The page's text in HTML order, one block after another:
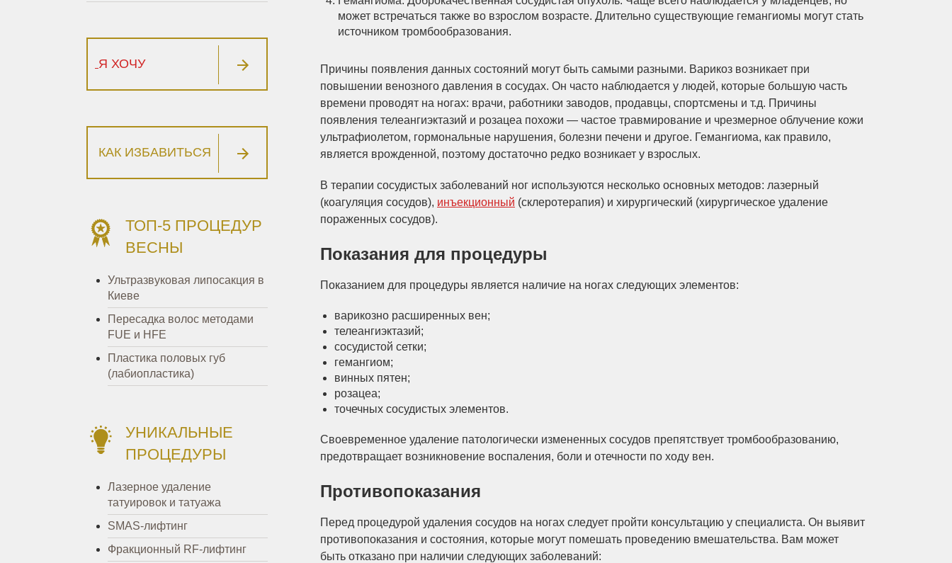
Я ХОЧУ
КАК ИЗБАВИТЬСЯ
ТОП-5 ПРОЦЕДУР
ВЕСНЫ
Ультразвуковая липосакция в
Киеве
Пересадка волос методами
FUE и HFE
Пластика половых губ
(лабиопластика)
УНИКАЛЬНЫЕ
ПРОЦЕДУРЫ
Лазерное удаление
татуировок и татуажа
SMAS-лифтинг
Фракционный RF-лифтинг
может встречаться также во взрослом возрасте. Длительно существующие гемангиомы могут стать
источником тромбообразования.
Причины появления данных состояний могут быть самыми разными. Варикоз возникает при
повышении венозного давления в сосудах. Он часто наблюдается у людей, которые большую часть
времени проводят на ногах: врачи, работники заводов, продавцы, спортсмены и т.д. Причины
появления телеангиэктазий и розацеа похожи — частое травмирование и чрезмерное облучение кожи
ультрафиолетом, гормональные нарушения, болезни печени и другое. Гемангиома, как правило,
является врожденной, поэтому достаточно редко возникает у взрослых.
В терапии сосудистых заболеваний ног используются несколько основных методов: лазерный
(коагуляция сосудов), инъекционный (склеротерапия) и хирургический (хирургическое удаление
пораженных сосудов).
Показания для процедуры
Показанием для процедуры является наличие на ногах следующих элементов:
варикозно расширенных вен;
телеангиэктазий;
сосудистой сетки;
гемангиом;
винных пятен;
розацеа;
точечных сосудистых элементов.
Своевременное удаление патологически измененных сосудов препятствует тромбообразованию,
предотвращает возникновение воспаления, боли и отечности по ходу вен.
Противопоказания
Перед процедурой удаления сосудов на ногах следует пройти консультацию у специалиста. Он выявит
противопоказания и состояния, которые могут помешать проведению вмешательства. Вам может
быть отказано при наличии следующих заболеваний: